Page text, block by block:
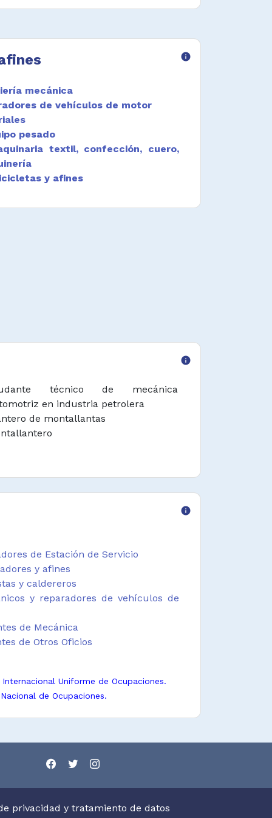
info
mecánica
de vehículos de motor
pesado
textil, confección, cuero,
y afines
info
técnico de mecánica
en industria petrolera
de montallantas
info
de Estación de Servicio
y afines
y caldereros
y reparadores de vehículos de
de Mecánica
de Otros Oficios
Internacional Uniforme de Ocupaciones.
de Ocupaciones.
privacidad y tratamiento de datos